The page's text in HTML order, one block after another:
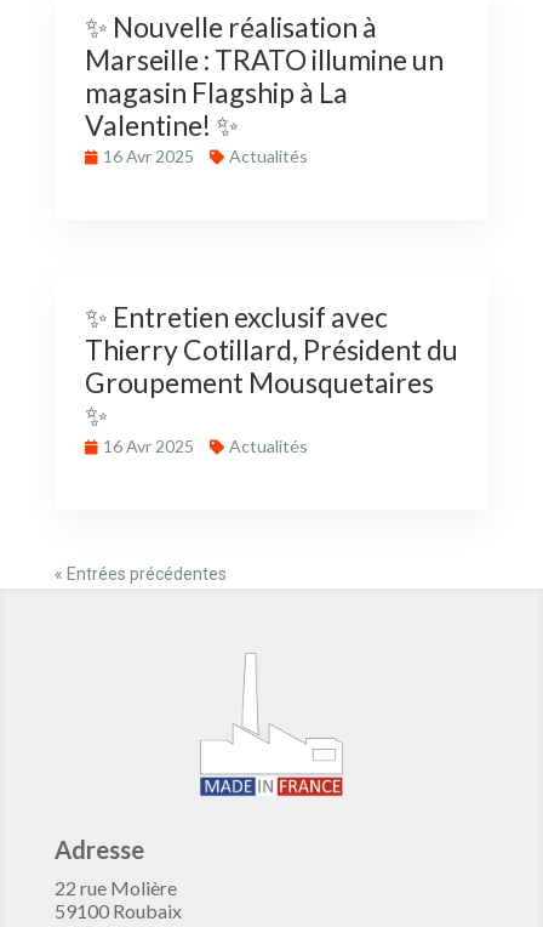
✨ Nouvelle réalisation à
Marseille : TRATO illumine un
magasin Flagship à La
Valentine! ✨
16 Avr 2025 Actualités
✨ Entretien exclusif avec
Thierry Cotillard, Président du
Groupement Mousquetaires
✨
16 Avr 2025 Actualités
« Entrées précédentes
Adresse
22 rue Molière
59100 Roubaix